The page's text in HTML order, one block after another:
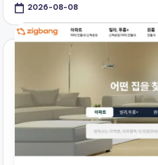
2026-08-08